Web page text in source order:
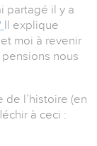
partagé il y a
Il explique
moi à revenir
nous
de l’histoire (en
à ceci :